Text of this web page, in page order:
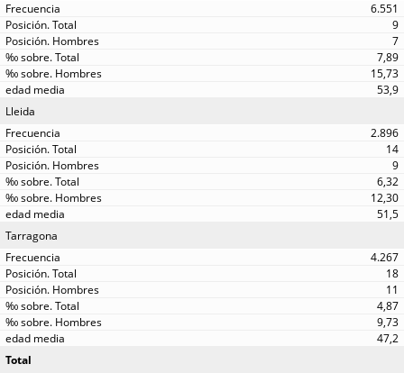
6.551
9
7
7,89
15,73
53,9
Lleida
2.896
14
9
6,32
12,30
51,5
Tarragona
4.267
18
11
4,87
9,73
47,2
Total